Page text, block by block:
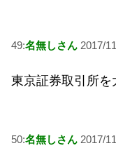
49:名無しさん 2017/
東京証券取引所を
50:名無しさん 2017/